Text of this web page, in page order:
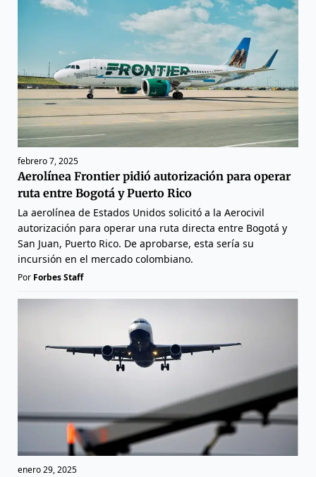
febrero 7, 2025
Aerolínea Frontier pidió autorización para operar
ruta entre Bogotá y Puerto Rico
La aerolínea de Estados Unidos solicitó a la Aerocivil
autorización para operar una ruta directa entre Bogotá y
San Juan, Puerto Rico. De aprobarse, esta sería su
incursión en el mercado colombiano.
Por Forbes Staff
enero 29, 2025